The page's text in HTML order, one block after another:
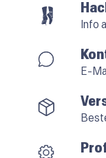
Info
E-